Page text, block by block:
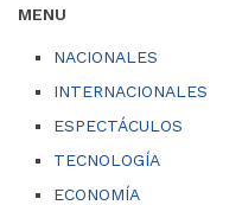
MENU
NACIONALES
INTERNACIONALES
ESPECTÁCULOS
TECNOLOGÍA
ECONOMÍA